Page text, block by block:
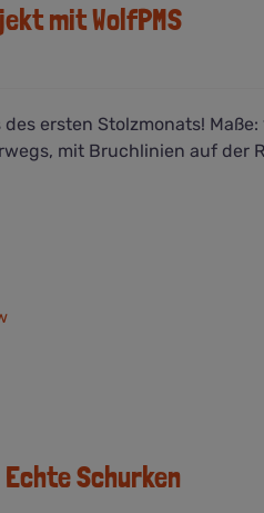
mit WolfPMS
ersten Stolzmonats! Maße:
mit Bruchlinien auf der
Schurken